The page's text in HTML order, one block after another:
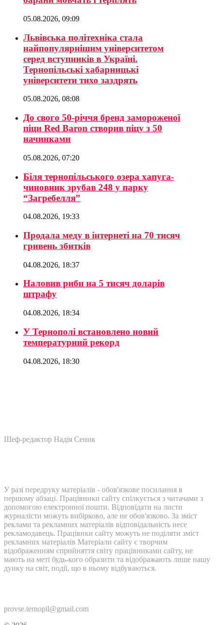
05.08.2026, 09:09
Львівська політехніка стала
найпопулярнішим університетом
серед вступників в Україні.
Тернопільські хабарницькі
університети тихо заздрять
05.08.2026, 08:08
До свого 50-річчя бренд замороженої
піци Red Baron створив піцу з 50
начинками
05.08.2026, 07:20
Біля тернопільського озера хапуга-
чиновник зрубав 248 у парку
“Загребелля”
04.08.2026, 19:33
Продала меду в інтернеті на 70 тисяч
гривень збитків
04.08.2026, 18:37
Наловив риби на 5 тисяч доларів
штрафу
04.08.2026, 18:34
У Тернополі встановлено новий
температурний рекорд
04.08.2026, 18:30
Шеф-редактор Надія Сеник
У разі передруку матеріалів - обов'язкове посилання в
першому абзаці. Працівники сайту спілкується з читачами з
допомогою електронної пошти. Відповідати на листи
журналісти можуть вибірково, але не обов'язково. За зміст
реклами та рекламних матеріалів відповідальність несе
рекламодавець. Працівнки сайту можуть не поділяти зміст
рекламних матеріалів Матеріали сайту є творчим
відображенням сприйняття світу працівниками сайту, не
мають на меті будь-кого образити та відображають лише нашу
дуику на світ, події, що в ньому відбуваються.
provse.ternopil@gmail.com